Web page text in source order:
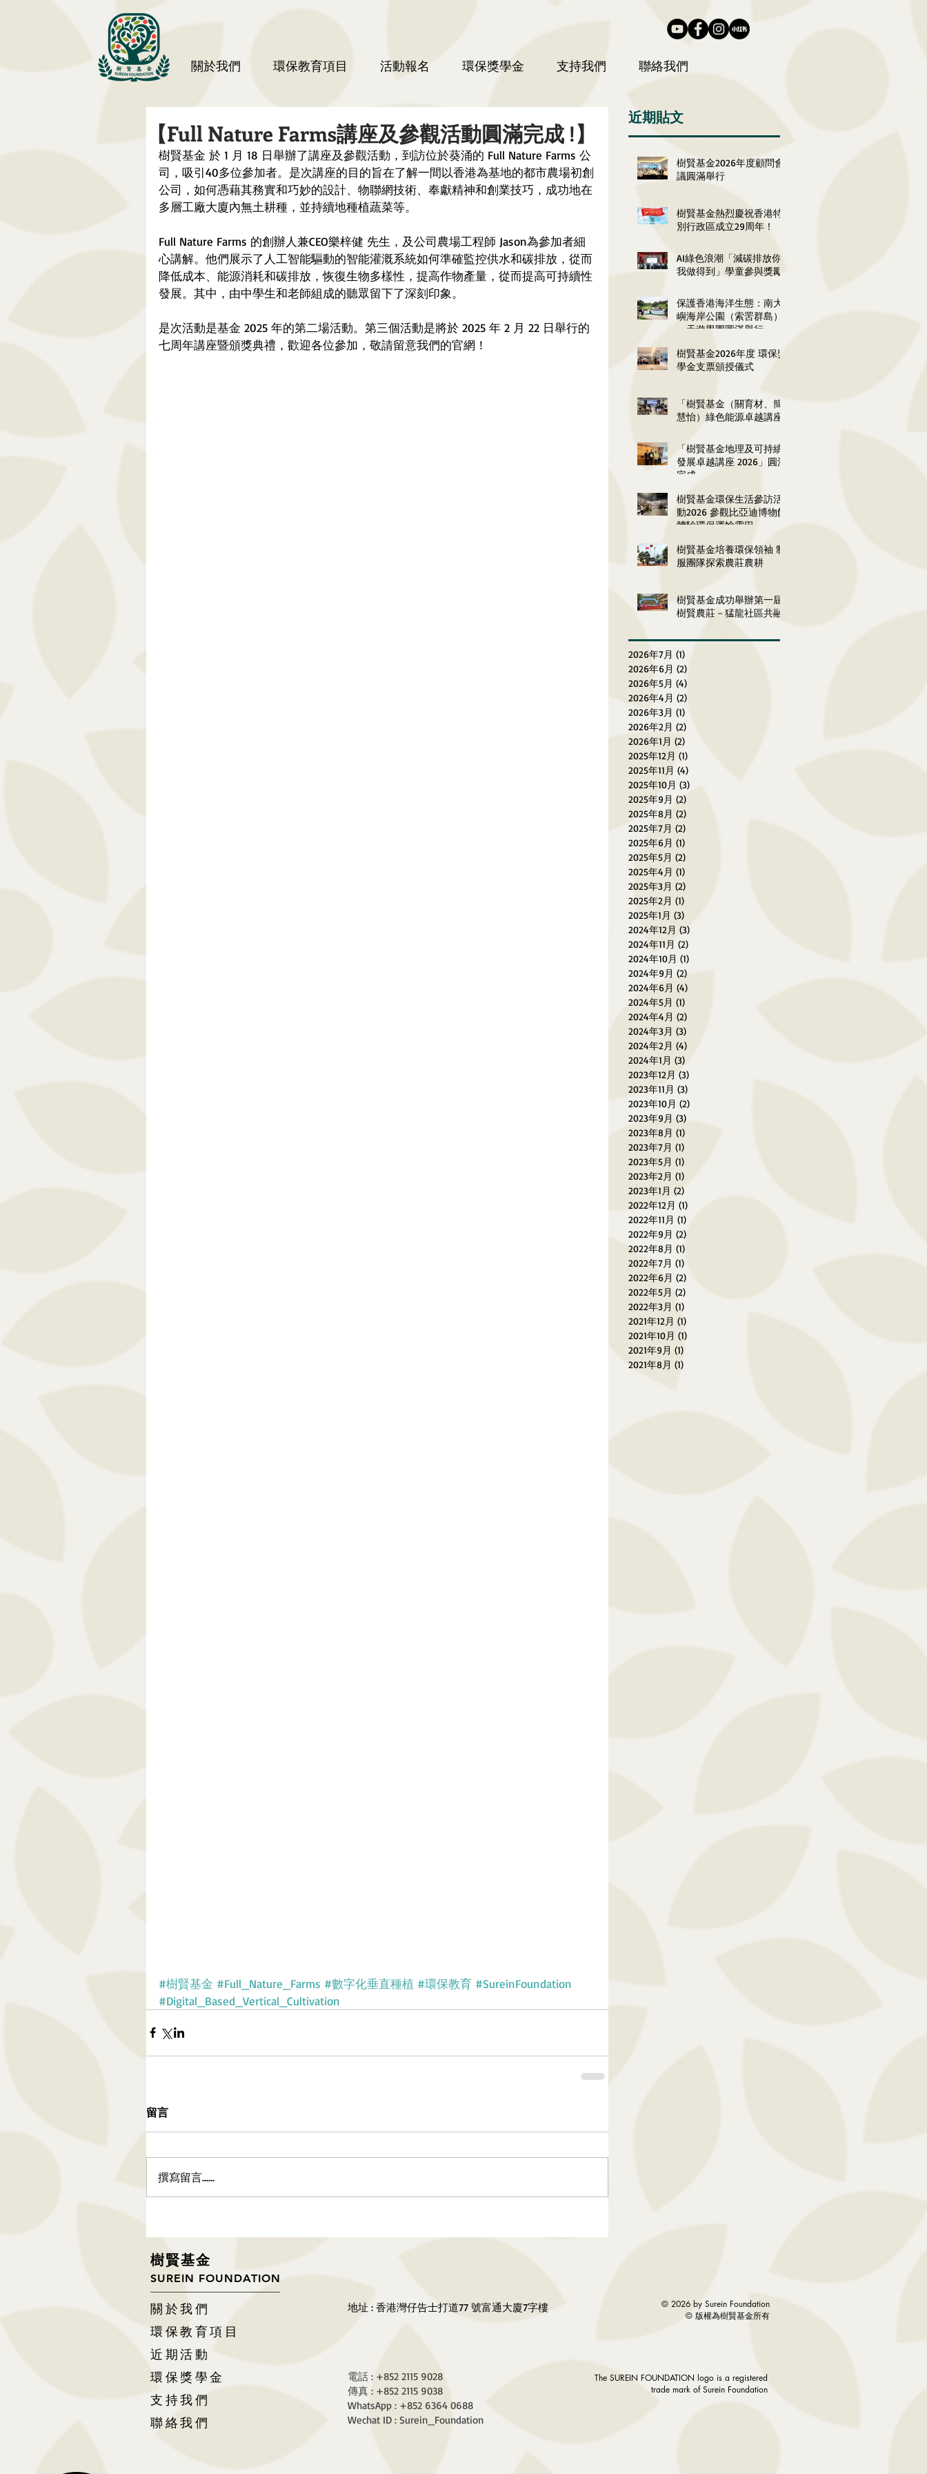
關於我們 環保教育項目 活動報名 環保獎學金 支持我們 聯絡我們
【Full Nature Farms講座及參觀活動圓滿完成 !】
樹賢基金 於 1 月 18 日舉辦了講座及參觀活動，到訪位於葵涌的 Full Nature Farms 公
司，吸引40多位參加者。是次講座的目的旨在了解一間以香港為基地的都市農場初創
公司，如何憑藉其務實和巧妙的設計、物聯網技術、奉獻精神和創業技巧，成功地在
多層工廠大廈內無土耕種，並持續地種植蔬菜等。
Full Nature Farms 的創辦人兼CEO樂梓健 先生，及公司農場工程師 Jason為參加者細
心講解。他們展示了人工智能驅動的智能灌溉系統如何準確監控供水和碳排放，從而
降低成本、能源消耗和碳排放，恢復生物多樣性，提高作物產量，從而提高可持續性
發展。其中，由中學生和老師組成的聽眾留下了深刻印象。
是次活動是基金 2025 年的第二場活動。第三個活動是將於 2025 年 2 月 22 日舉行的
七周年講座暨頒獎典禮，歡迎各位參加，敬請留意我們的官網！
#樹賢基金 #Full_Nature_Farms #數字化垂直種植 #環保教育 #SureinFoundation
#Digital_Based_Vertical_Cultivation
留言
撰寫留言......
近期貼文
樹賢基金2026年度顧問會
議圓滿舉行
樹賢基金熱烈慶祝香港特
別行政區成立29周年！
AI綠色浪潮「減碳排放你
我做得到」學童參與獎勵
行
保護香港海洋生態：南大
嶼海岸公園（索罟群島）
一天遊學團圓滿舉行
樹賢基金2026年度 環保獎
學金支票頒授儀式
「樹賢基金（關育材、簡
慧怡）綠色能源卓越講座
「樹賢基金地理及可持續
發展卓越講座 2026」圓滿
完成
樹賢基金環保生活參訪活
動2026 參觀比亞迪博物館
體驗環保運輸雲巴
樹賢基金培養環保領袖 制
服團隊探索農莊農耕
樹賢基金成功舉辦第一屆
樹賢農莊－猛龍社區共融
日）
2026年7月 (1)
2026年6月 (2)
2026年5月 (4)
2026年4月 (2)
2026年3月 (1)
2026年2月 (2)
2026年1月 (2)
2025年12月 (1)
2025年11月 (4)
2025年10月 (3)
2025年9月 (2)
2025年8月 (2)
2025年7月 (2)
2025年6月 (1)
2025年5月 (2)
2025年4月 (1)
2025年3月 (2)
2025年2月 (1)
2025年1月 (3)
2024年12月 (3)
2024年11月 (2)
2024年10月 (1)
2024年9月 (2)
2024年6月 (4)
2024年5月 (1)
2024年4月 (2)
2024年3月 (3)
2024年2月 (4)
2024年1月 (3)
2023年12月 (3)
2023年11月 (3)
2023年10月 (2)
2023年9月 (3)
2023年8月 (1)
2023年7月 (1)
2023年5月 (1)
2023年2月 (1)
2023年1月 (2)
2022年12月 (1)
2022年11月 (1)
2022年9月 (2)
2022年8月 (1)
2022年7月 (1)
2022年6月 (2)
2022年5月 (2)
2022年3月 (1)
2021年12月 (1)
2021年10月 (1)
2021年9月 (1)
2021年8月 (1)
樹賢基金
SUREIN FOUNDATION
關於我們
環保教育項目
近期活動
環保獎學金
支持我們
聯絡我們
地址 : 香港灣仔告士打道77 號富通大廈7字樓
© 2026 by Surein Foundation
© 版權為樹賢基金所有
電話 : +852 2115 9028
傳真 : +852 2115 9038
WhatsApp : +852 6364 0688
Wechat ID : Surein_Foundation
The SUREIN FOUNDATION logo is a registered
trade mark of Surein Foundation